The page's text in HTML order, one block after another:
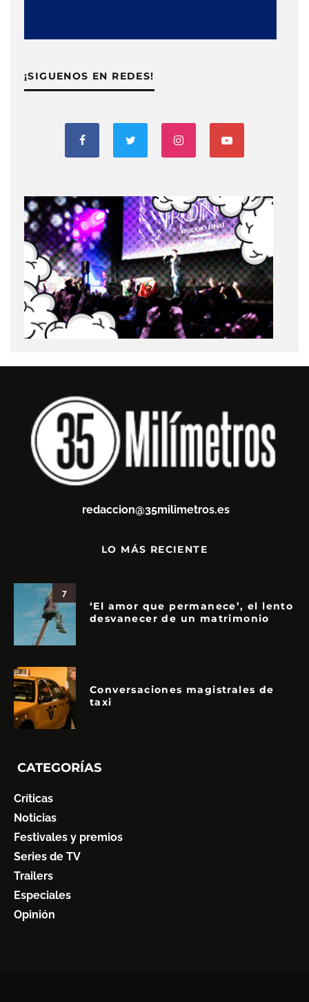
¡SIGUENOS EN REDES!
redaccion@35milimetros.es
LO MÁS RECIENTE
7
‘El amor que permanece’, el lento
desvanecer de un matrimonio
Conversaciones magistrales de
taxi
CATEGORÍAS
Críticas
Noticias
Festivales y premios
Series de TV
Trailers
Especiales
Opinión